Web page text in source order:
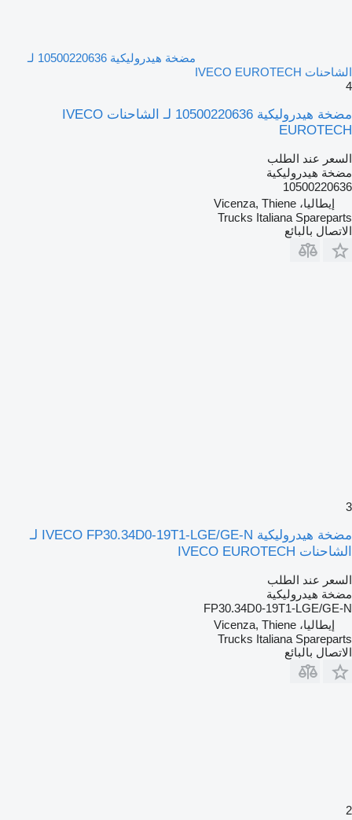
مضخة هيدروليكية 10500220636 لـ
الشاحنات IVECO EUROTECH
4
مضخة هيدروليكية 10500220636 لـ الشاحنات IVECO
EUROTECH
السعر عند الطلب
مضخة هيدروليكية
10500220636
إيطاليا، Vicenza, Thiene
Trucks Italiana Spareparts
الاتصال بالبائع
3
مضخة هيدروليكية IVECO FP30.34D0-19T1-LGE/GE-N لـ
الشاحنات IVECO EUROTECH
السعر عند الطلب
مضخة هيدروليكية
FP30.34D0-19T1-LGE/GE-N
إيطاليا، Vicenza, Thiene
Trucks Italiana Spareparts
الاتصال بالبائع
2